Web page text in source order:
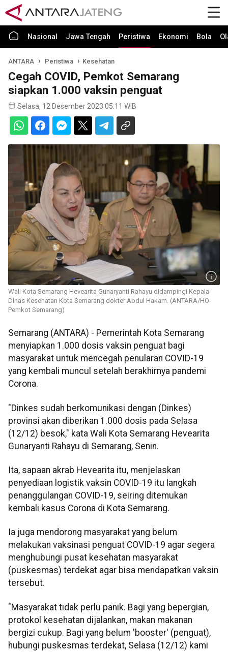
Nasional Jawa Tengah Peristiwa Ekonomi Bola
ANTARA Peristiwa Kesehatan
Cegah COVID, Pemkot Semarang
siapkan 1.000 vaksin penguat
Selasa, 12 Desember 2023 05:11 WIB
Wali Kota Semarang Hevearita Gunaryanti Rahayu didampingi Kepala
Dinas Kesehatan Kota Semarang dokter Abdul Hakam. (ANTARA/HO-
Pemkot Semarang)
Semarang (ANTARA) - Pemerintah Kota Semarang
menyiapkan 1.000 dosis vaksin penguat bagi
masyarakat untuk mencegah penularan COVID-19
yang kembali muncul setelah berakhirnya pandemi
Corona.
"Dinkes sudah berkomunikasi dengan (Dinkes)
provinsi akan diberikan 1.000 dosis pada Selasa
(12/12) besok," kata Wali Kota Semarang Hevearita
Gunaryanti Rahayu di Semarang, Senin.
Ita, sapaan akrab Hevearita itu, menjelaskan
penyediaan logistik vaksin COVID-19 itu langkah
penanggulangan COVID-19, seiring ditemukan
kembali kasus Corona di Kota Semarang.
Ia juga mendorong masyarakat yang belum
melakukan vaksinasi penguat COVID-19 agar segera
menghubungi pusat kesehatan masyarakat
(puskesmas) terdekat agar bisa mendapatkan vaksin
tersebut.
"Masyarakat tidak perlu panik. Bagi yang bepergian,
protokol kesehatan dijalankan, makan makanan
bergizi cukup. Bagi yang belum 'booster' (penguat),
hubungi puskesmas terdekat, Selasa (12/12) kami